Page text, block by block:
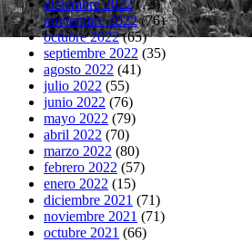
diciembre 2022(73)
noviembre 2022(76)
octubre 2022(65)
septiembre 2022 (35)
agosto 2022 (41)
julio 2022 (55)
junio 2022 (76)
mayo 2022 (79)
abril 2022 (70)
marzo 2022 (80)
febrero 2022 (57)
enero 2022 (15)
diciembre 2021 (71)
noviembre 2021 (71)
octubre 2021 (66)